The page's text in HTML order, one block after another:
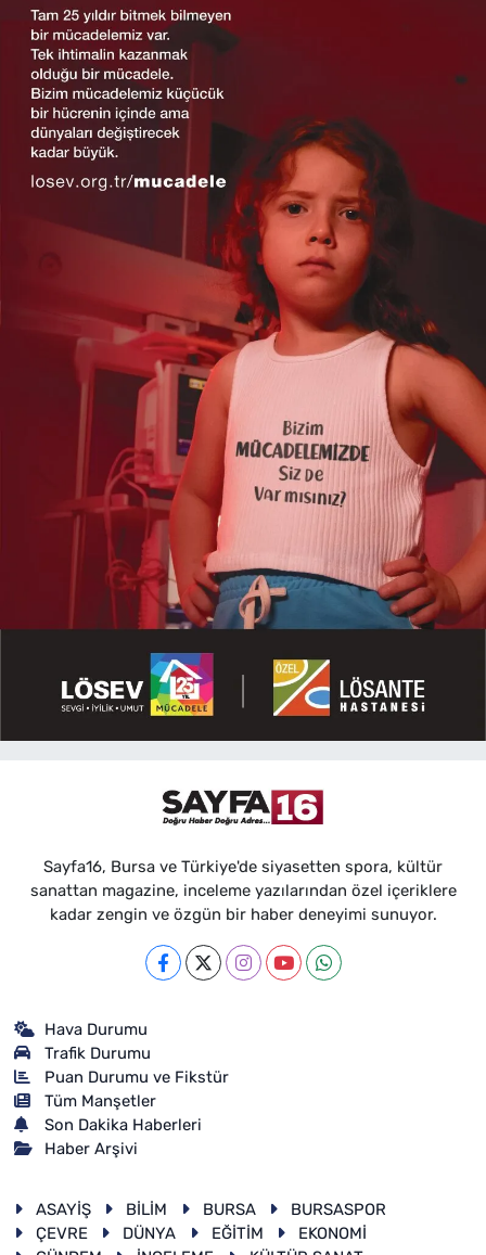
Sayfa16, Bursa ve Türkiye'de siyasetten spora, kültür
sanattan magazine, inceleme yazılarından özel içeriklere
kadar zengin ve özgün bir haber deneyimi sunuyor.
Hava Durumu
Trafik Durumu
Puan Durumu ve Fikstür
Tüm Manşetler
Son Dakika Haberleri
Haber Arşivi
ASAYİŞ BİLİM BURSA
BURSASPOR
ÇEVRE
DÜNYA EĞİTİM
EKONOMİ